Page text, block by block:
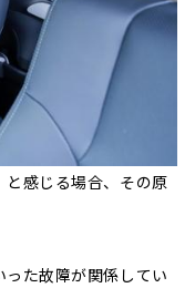
感じる場合、その原
た故障が関係してい